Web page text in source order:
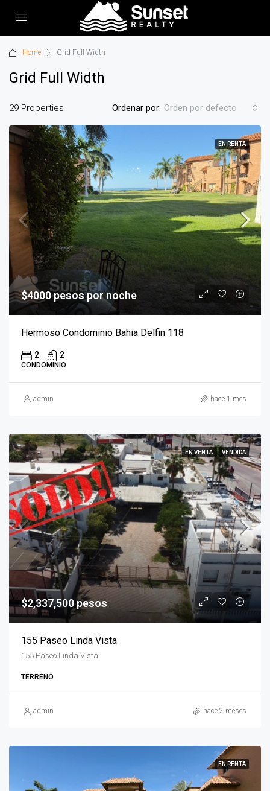
Home Grid Full Width
Grid Full Width
29 Properties Ordenar por: Orden por defecto
EN RENTA
$4000 pesos por noche
Hermoso Condominio Bahia Delfin 118
2 2
CONDOMINIO
admin hace 1 mes
EN VENTA VENDIDA
$2,337,500 pesos
155 Paseo Linda Vista
155 Paseo Linda Vista
TERRENO
admin hace 2 meses
EN RENTA